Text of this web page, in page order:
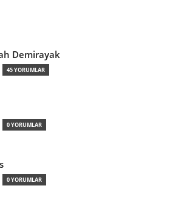
Demirayak
45 YORUMLAR
0 YORUMLAR
0 YORUMLAR